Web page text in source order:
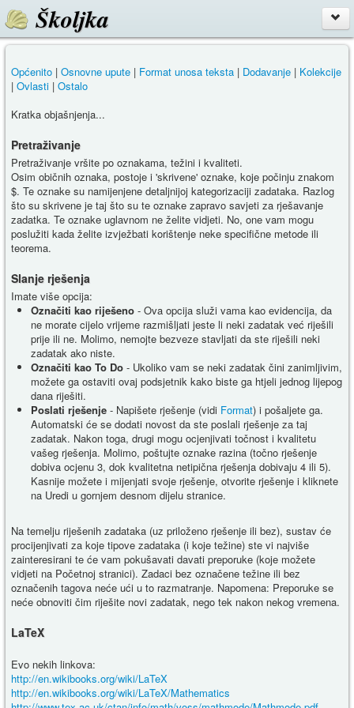
Školjka
Općenito | Osnovne upute | Format unosa teksta | Dodavanje | Kolekcije
| Ovlasti | Ostalo
Kratka objašnjenja...
Pretraživanje
Pretraživanje vršite po oznakama, težini i kvaliteti.
Osim običnih oznaka, postoje i 'skrivene' oznake, koje počinju znakom
$. Te oznake su namijenjene detaljnijoj kategorizaciji zadataka. Razlog
što su skrivene je taj što su te oznake zapravo savjeti za rješavanje
zadatka. Te oznake uglavnom ne želite vidjeti. No, one vam mogu
poslužiti kada želite izvježbati korištenje neke specifične metode ili
teorema.
Slanje rješenja
Imate više opcija:
Označiti kao riješeno - Ova opcija služi vama kao evidencija, da
ne morate cijelo vrijeme razmišljati jeste li neki zadatak već riješili
prije ili ne. Molimo, nemojte bezveze stavljati da ste riješili neki
zadatak ako niste.
Označiti kao To Do - Ukoliko vam se neki zadatak čini zanimljivim,
možete ga ostaviti ovaj podsjetnik kako biste ga htjeli jednog lijepog
dana riješiti.
Poslati rješenje - Napišete rješenje (vidi Format) i pošaljete ga.
Automatski će se dodati novost da ste poslali rješenje za taj
zadatak. Nakon toga, drugi mogu ocjenjivati točnost i kvalitetu
vašeg rješenja. Molimo, poštujte oznake razina (točno rješenje
dobiva ocjenu 3, dok kvalitetna netipična rješenja dobivaju 4 ili 5).
Kasnije možete i mijenjati svoje rješenje, otvorite rješenje i kliknete
na Uredi u gornjem desnom dijelu stranice.
Na temelju riješenih zadataka (uz priloženo rješenje ili bez), sustav će
procijenjivati za koje tipove zadataka (i koje težine) ste vi najviše
zainteresirani te će vam pokušavati davati preporuke (koje možete
vidjeti na Početnoj stranici). Zadaci bez označene težine ili bez
označenih tagova neće ući u to razmatranje. Napomena: Preporuke se
neće obnoviti čim riješite novi zadatak, nego tek nakon nekog vremena.
LaTeX
Evo nekih linkova:
http://en.wikibooks.org/wiki/LaTeX
http://en.wikibooks.org/wiki/LaTeX/Mathematics